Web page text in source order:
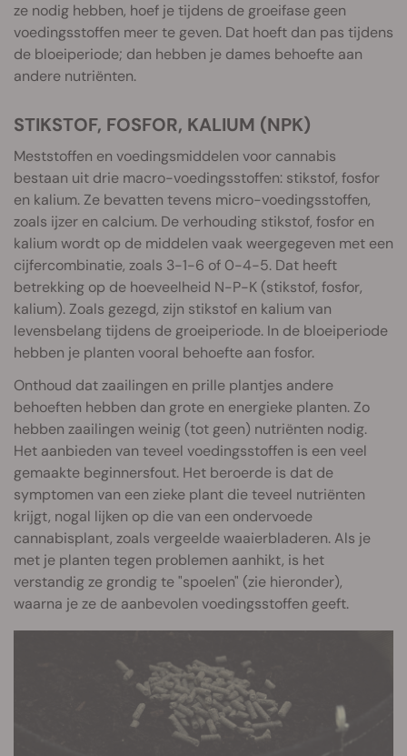
ze nodig hebben, hoef je tijdens de groeifase geen
voedingsstoffen meer te geven. Dat hoeft dan pas tijdens
de bloeiperiode; dan hebben je dames behoefte aan
andere nutriënten.
STIKSTOF, FOSFOR, KALIUM (NPK)
Meststoffen en voedingsmiddelen voor cannabis
bestaan uit drie macro-voedingsstoffen: stikstof, fosfor
en kalium. Ze bevatten tevens micro-voedingsstoffen,
zoals ijzer en calcium. De verhouding stikstof, fosfor en
kalium wordt op de middelen vaak weergegeven met een
cijfercombinatie, zoals 3-1-6 of 0-4-5. Dat heeft
betrekking op de hoeveelheid N-P-K (stikstof, fosfor,
kalium). Zoals gezegd, zijn stikstof en kalium van
levensbelang tijdens de groeiperiode. In de bloeiperiode
hebben je planten vooral behoefte aan fosfor.
Onthoud dat zaailingen en prille plantjes andere
behoeften hebben dan grote en energieke planten. Zo
hebben zaailingen weinig (tot geen) nutriënten nodig.
Het aanbieden van teveel voedingsstoffen is een veel
gemaakte beginnersfout. Het beroerde is dat de
symptomen van een zieke plant die teveel nutriënten
krijgt, nogal lijken op die van een ondervoede
cannabisplant, zoals vergeelde waaierbladeren. Als je
met je planten tegen problemen aanhikt, is het
verstandig ze grondig te "spoelen" (zie hieronder),
waarna je ze de aanbevolen voedingsstoffen geeft.